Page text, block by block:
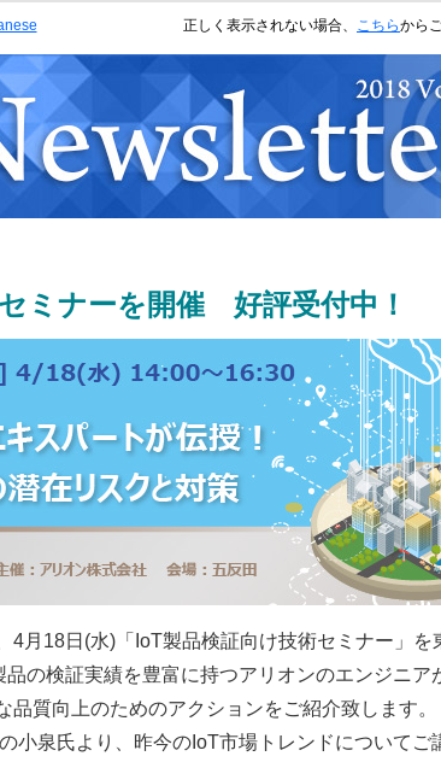
正しく表示されない場合、 こちらから
ミナーを開催 好評受付中！
4月18日(水)「IoT製品検証向け技術セミナー」を
の検証実績を豊富に持つアリオンのエンジニア
質向上のためのアクションをご紹介致します。
小泉氏より、昨今のIoT市場トレンドについてご